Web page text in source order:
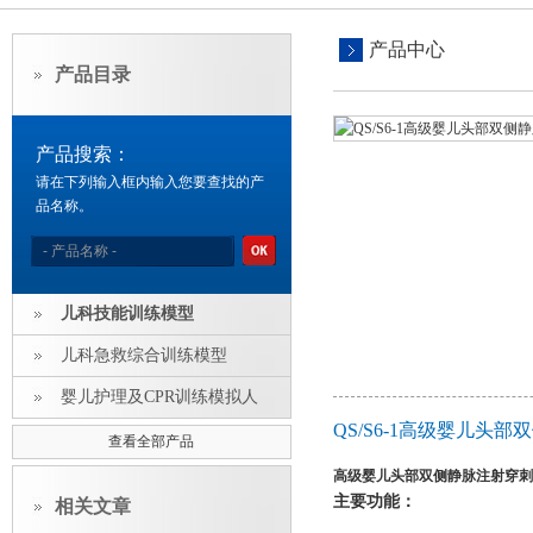
产品中心
QS/S6-1高级婴儿头部
高级婴儿头部双侧静脉注射穿
主要功能：
产品目录
产品搜索：
请在下列输入框内输入您要查找的产
品名称。
儿科技能训练模型
儿科急救综合训练模型
婴儿护理及CPR训练模拟人
查看全部产品
相关文章